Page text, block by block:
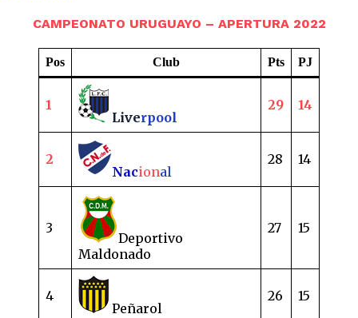
CAMPEONATO URUGUAYO – APERTURA 2022
Pos Club Pts PJ
1
Liverpool
29 14
2
Nacional
28 14
3
Deportivo
Maldonado
27 15
4
Peñarol
26 15